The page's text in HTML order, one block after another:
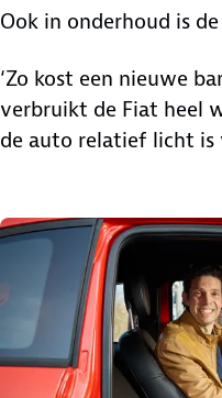
Ook in onderhoud is
‘Zo kost een nieuwe
verbruikt de Fiat heel
de auto relatief licht is